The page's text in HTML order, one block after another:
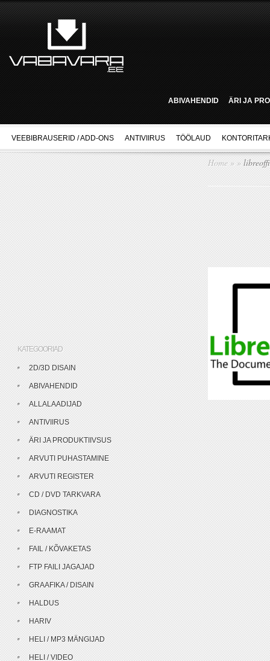
ABIVAHENDID ÄRI JA
VEEBIBRAUSERID / ADD-ONS ANTIVIIRUS TÖÖLAUD
Home » »
KATEGOORIAD
2D/3D DISAIN
ABIVAHENDID
ALLALAADIJAD
ANTIVIIRUS
ÄRI JA PRODUKTIIVSUS
ARVUTI PUHASTAMINE
ARVUTI REGISTER
CD / DVD TARKVARA
DIAGNOSTIKA
E-RAAMAT
FAIL / KÕVAKETAS
FTP FAILI JAGAJAD
GRAAFIKA / DISAIN
HALDUS
HARIV
HELI / MP3 MÄNGIJAD
HELI / VIDEO